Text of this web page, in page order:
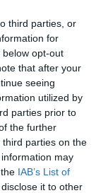
third parties, or
for
opt-out
that after your
seeing
utilized by
parties prior to
the further
parties on the
may
IAB’s List of
it to other